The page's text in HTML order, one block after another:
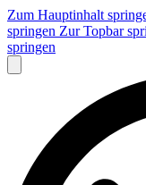
Zum Hauptinhalt
springen Zur Topbar
springen